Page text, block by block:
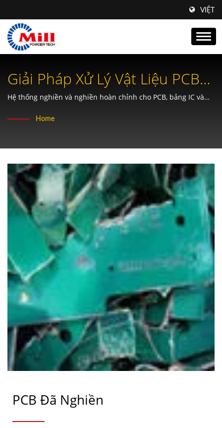
VIỆT
Giải Pháp Xử Lý Vật Liệu PCB
Bị Nghiền Cho Ngành Tái Chế
Rác Thải Điện Tử.
Hệ thống nghiền và nghiền hoàn chỉnh cho PCB, bảng IC và
xác.
Home
PCB Đã Nghiền